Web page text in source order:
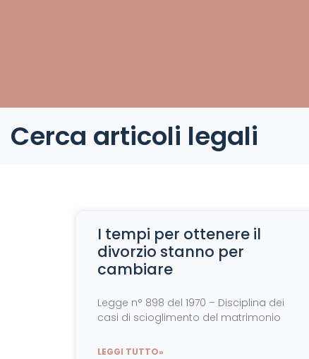
Cerca articoli legali
I tempi per ottenere il
divorzio stanno per
cambiare
Legge n° 898 del 1970 – Disciplina dei
casi di scioglimento del matrimonio
LEGGI TUTTO»